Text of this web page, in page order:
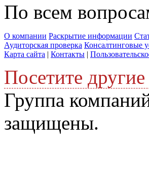
По всем
О компании Раскрытие информации
Аудиторская проверка Консалтинговые
Карта сайта | Контакты |
Посетите
Группа
защищены.